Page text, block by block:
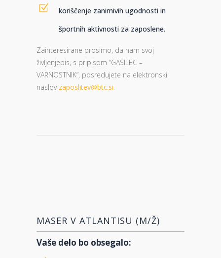
koriščenje zanimivih ugodnosti in
športnih aktivnosti za zaposlene.
Zainteresirane prosimo, da nam svoj
življenjepis, s pripisom “GASILEC –
VARNOSTNIK”, posredujete na elektronski
naslov zaposlitev@btc.si.
MASER V ATLANTISU (M/Ž)
Vaše delo bo obsegalo: